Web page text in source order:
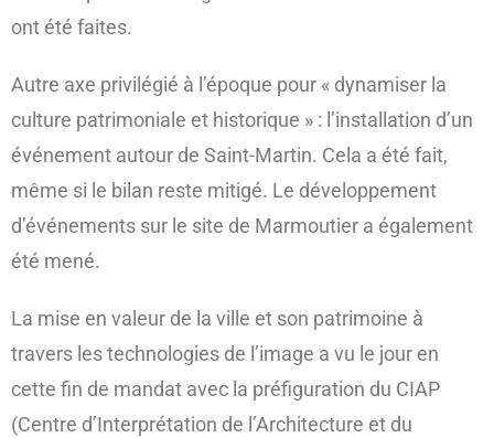
ont été faites.
Autre axe privilégié à l’époque pour « dynamiser la
culture patrimoniale et historique » : l’installation d’un
événement autour de Saint-Martin. Cela a été fait,
même si le bilan reste mitigé. Le développement
d’événements sur le site de Marmoutier a également
été mené.
La mise en valeur de la ville et son patrimoine à
travers les technologies de l’image a vu le jour en
cette fin de mandat avec la préfiguration du CIAP
(Centre d’Interprétation de l’Architecture et du